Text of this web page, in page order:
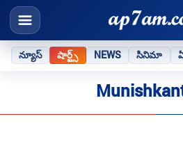
న్యూస్ షార్ట్స్ NEWS సినిమా